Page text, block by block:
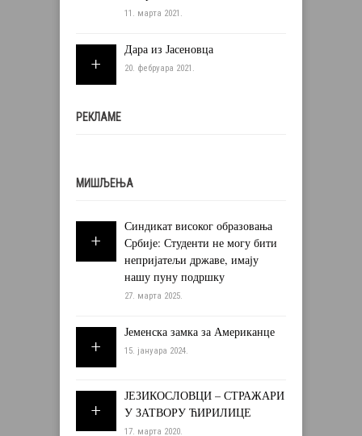
11. марта 2021.
Дара из Јасеновца
20. фебруара 2021.
РЕКЛАМЕ
МИШЉЕЊА
Синдикат високог образовања
Србије: Студенти не могу бити
непријатељи државе, имају
нашу пуну подршку
27. марта 2025.
Јеменска замка за Американце
15. јануара 2024.
ЈЕЗИКОСЛОВЦИ – СТРАЖАРИ
У ЗАТВОРУ ЋИРИЛИЦЕ
17. марта 2020.